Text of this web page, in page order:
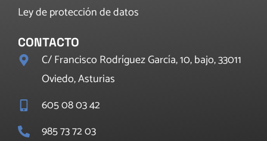
Ley de protección de datos
CONTACTO
C/ Francisco Rodríguez García, 10, bajo, 33011
Oviedo, Asturias
605 08 03 42
985 73 72 03